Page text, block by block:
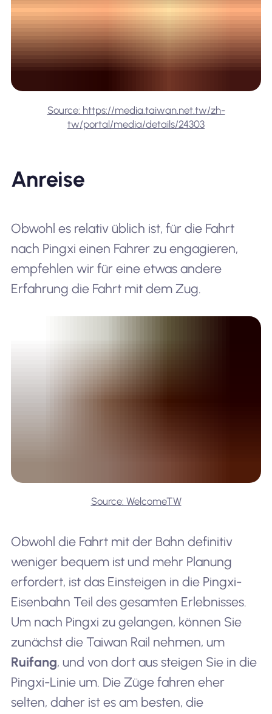
Source: https://media.taiwan.net.tw/zh-
tw/portal/media/details/24303
Anreise
Obwohl es relativ üblich ist, für die Fahrt
nach Pingxi einen Fahrer zu engagieren,
empfehlen wir für eine etwas andere
Erfahrung die Fahrt mit dem Zug.
Source: WelcomeTW
Obwohl die Fahrt mit der Bahn definitiv
weniger bequem ist und mehr Planung
erfordert, ist das Einsteigen in die Pingxi-
Eisenbahn Teil des gesamten Erlebnisses.
Um nach Pingxi zu gelangen, können Sie
zunächst die Taiwan Rail nehmen, um
Ruifang, und von dort aus steigen Sie in die
Pingxi-Linie um. Die Züge fahren eher
selten, daher ist es am besten, die